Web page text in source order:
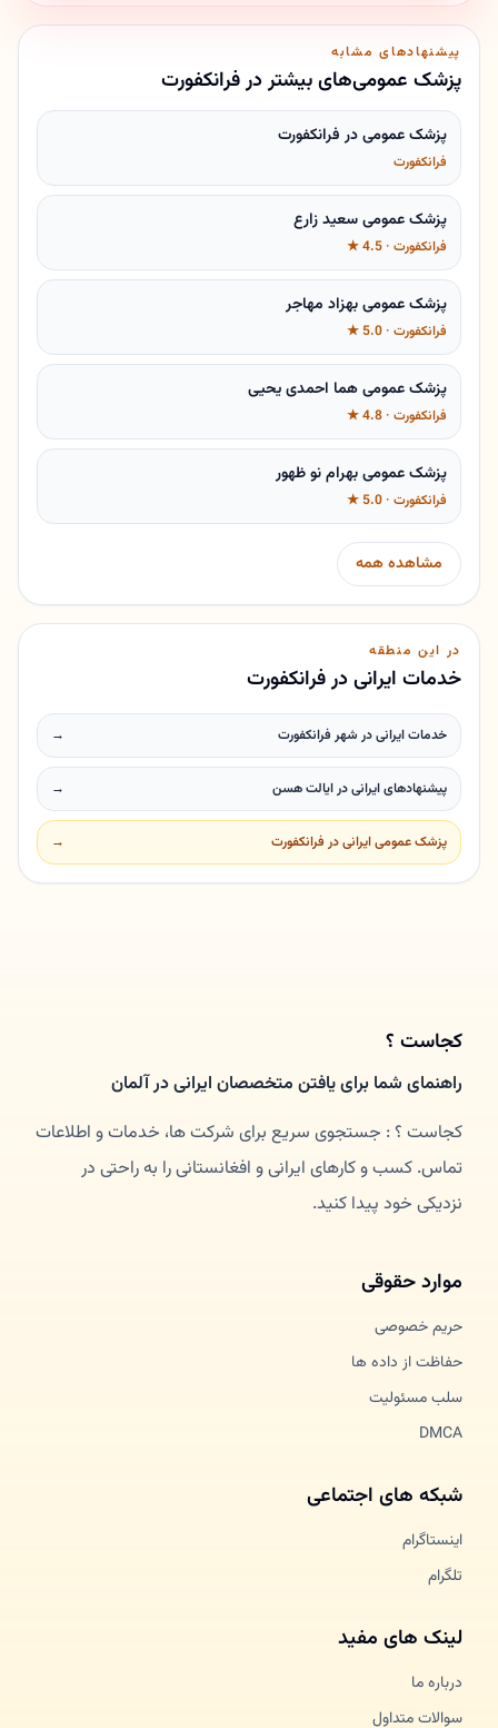
پیشنهادهای مشابه
پزشک عمومی‌های بیشتر در فرانکفورت
پزشک عمومی در فرانکفورت
فرانکفورت
پزشک عمومی سعید زارع
فرانکفورت · 4.5 ★
پزشک عمومی بهزاد مهاجر
فرانکفورت · 5.0 ★
پزشک عمومی هما احمدی یحیی
فرانکفورت · 4.8 ★
پزشک عمومی بهرام نو ظهور
فرانکفورت · 5.0 ★
مشاهده همه
در این منطقه
خدمات ایرانی در فرانکفورت
خدمات ایرانی در شهر فرانکفورت →
پیشنهادهای ایرانی در ایالت هسن →
پزشک عمومی ایرانی در فرانکفورت →
کجاست ؟
راهنمای شما برای یافتن متخصصان ایرانی در آلمان
کجاست ؟ : جستجوی سریع برای شرکت ها، خدمات و اطلاعات
تماس. کسب و کارهای ایرانی و افغانستانی را به راحتی در
نزدیکی خود پیدا کنید.
موارد حقوقی
حریم خصوصی
حفاظت از داده ها
سلب مسئولیت
DMCA
شبکه های اجتماعی
اینستاگرام
تلگرام
لینک های مفید
درباره ما
سوالات متداول